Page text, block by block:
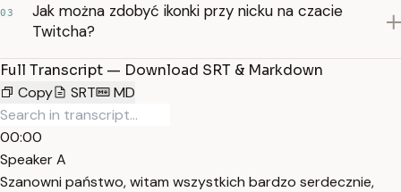
03
Jak można zdobyć ikonki przy nicku na czacie
Twitcha?
Full Transcript — Download SRT & Markdown
Copy
SRT MD
00:00
Speaker A
Szanowni państwo, witam wszystkich bardzo serdecznie,